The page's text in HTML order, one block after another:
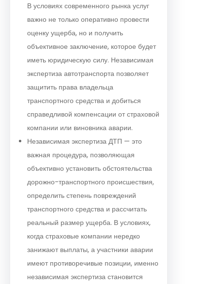
В условиях современного рынка услуг
важно не только оперативно провести
оценку ущерба, но и получить
объективное заключение, которое будет
иметь юридическую силу. Независимая
экспертиза автотранспорта позволяет
защитить права владельца
транспортного средства и добиться
справедливой компенсации от страховой
компании или виновника аварии.
Независимая экспертиза ДТП — это
важная процедура, позволяющая
объективно установить обстоятельства
дорожно-транспортного происшествия,
определить степень повреждений
транспортного средства и рассчитать
реальный размер ущерба. В условиях,
когда страховые компании нередко
занижают выплаты, а участники аварии
имеют противоречивые позиции, именно
независимая экспертиза становится